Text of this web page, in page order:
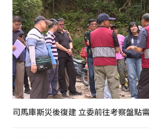
司馬庫斯災後復建 立委前往考察盤點